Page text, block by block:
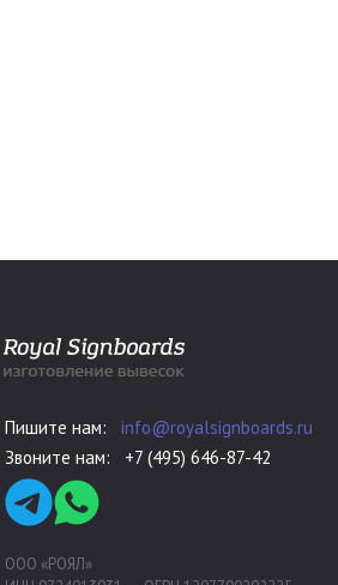
Пишите нам: info@royalsignboards.ru
Звоните нам: +7 (495) 646-87-42
ООО «РОЯЛ»